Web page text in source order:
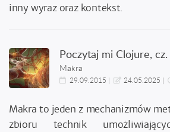
inny wyraz oraz kontekst.
Poczytaj mi Clojure, cz.
Makra
29.09.2015 | 24.05.2025 |
Makra to jeden z mechanizmów
zbioru technik